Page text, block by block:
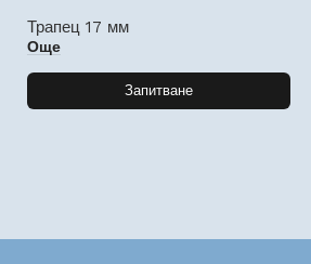
Трапец 17 мм
Още
Запитване